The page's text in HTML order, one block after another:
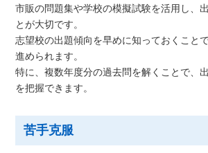
市販の問題集や学校の模擬試験を活用し、
とが大切です。
志望校の出題傾向を早めに知っておくこと
進められます。
特に、複数年度分の過去問を解くことで、
を把握できます。
苦手克服